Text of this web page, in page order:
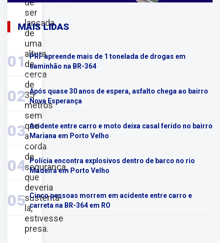
ser
lançada
de
uma
altura
de
cerca
de
35
metros
sem
que
a
corda
de
segurança,
que
deveria
sustentá-
la,
estivesse
presa.
MAIS LIDAS
01 PRF apreende mais de 1 tonelada de drogas em
caminhão na BR-364
02 Após quase 30 anos de espera, asfalto chega ao bairro
Nova Esperança
03 Acidente entre carro e moto deixa casal ferido no bairro
Mariana em Porto Velho
04
Polícia encontra explosivos dentro de barco no rio
Madeira em Porto Velho
05 Cinco pessoas morrem em acidente entre carro e
carreta na BR-364 em RO